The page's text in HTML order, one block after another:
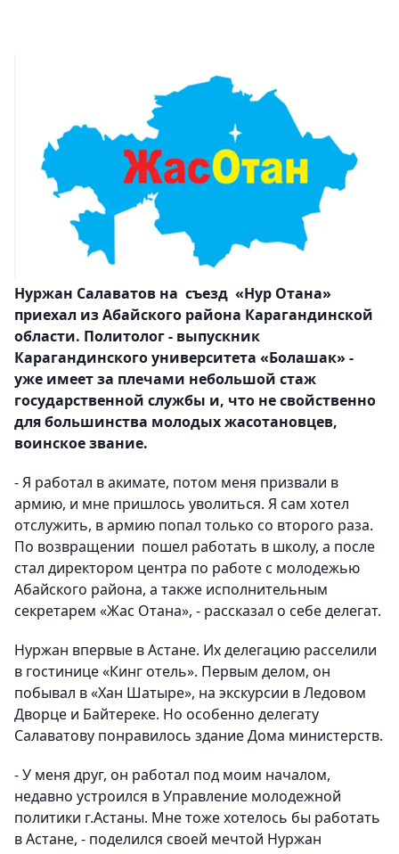
Нуржан Салаватов на съезд «Нур Отана»
приехал из Абайского района Карагандинской
области. Политолог - выпускник
Карагандинского университета «Болашак» -
уже имеет за плечами небольшой стаж
государственной службы и, что не свойственно
для большинства молодых жасотановцев,
воинское звание.
- Я работал в акимате, потом меня призвали в
армию, и мне пришлось уволиться. Я сам хотел
отслужить, в армию попал только со второго раза.
По возвращении пошел работать в школу, а после
стал директором центра по работе с молодежью
Абайского района, а также исполнительным
секретарем «Жас Отана», - рассказал о себе делегат.
Нуржан впервые в Астане. Их делегацию расселили
в гостинице «Кинг отель». Первым делом, он
побывал в «Хан Шатыре», на экскурсии в Ледовом
Дворце и Байтереке. Но особенно делегату
Салаватову понравилось здание Дома министерств.
- У меня друг, он работал под моим началом,
недавно устроился в Управление молодежной
политики г.Астаны. Мне тоже хотелось бы работать
в Астане, - поделился своей мечтой Нуржан